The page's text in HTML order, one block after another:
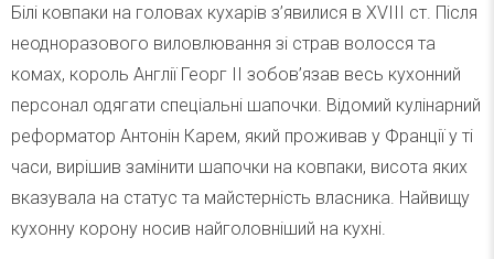
Білі ковпаки на головах кухарів з’явилися в XVIII ст. Після
неодноразового виловлювання зі страв волосся та
комах, король Англії Георг II зобов’язав весь кухонний
персонал одягати спеціальні шапочки. Відомий кулінарний
реформатор Антонін Карем, який проживав у Франції у ті
часи, вирішив замінити шапочки на ковпаки, висота яких
вказувала на статус та майстерність власника. Найвищу
кухонну корону носив найголовніший на кухні.